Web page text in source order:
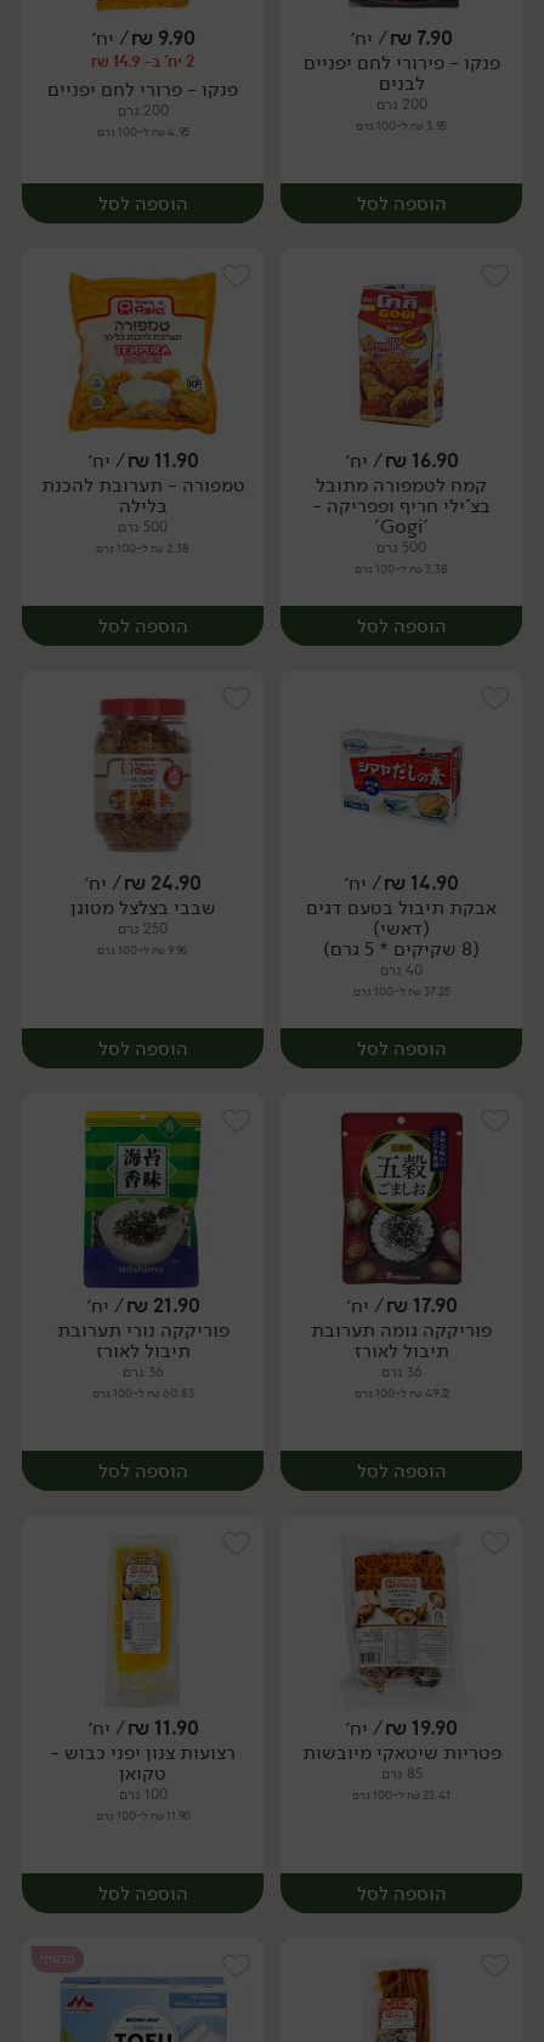
יח׳ יח׳
7.90
₪/ יח׳
פנקו - פירורי לחם יפניים
לבנים
200 גרם
3.95 ₪ ל-100 גרם
הוספה לסל
יח׳
9.90
₪/ יח׳
2 יח' ב- 14.9 ₪
פנקו - פרורי לחם יפניים
200 גרם
4.95 ₪ ל-100 גרם
הוספה לסל
יח׳
16.90
₪/ יח׳
קמח לטמפורה מתובל
בצ'ילי חריף ופפריקה -
'Gogi'
500 גרם
3.38 ₪ ל-100 גרם
הוספה לסל
יח׳
11.90
₪/ יח׳
טמפורה - תערובת להכנת
בלילה
500 גרם
2.38 ₪ ל-100 גרם
הוספה לסל
יח׳
14.90
₪/ יח׳
אבקת תיבול בטעם דגים
(דאשי)
(8 שקיקים * 5 גרם)
40 גרם
37.25 ₪ ל-100 גרם
הוספה לסל
יח׳
24.90
₪/ יח׳
שבבי בצלצל מטוגן
250 גרם
9.96 ₪ ל-100 גרם
הוספה לסל
יח׳
17.90
₪/ יח׳
פוריקקה גומה תערובת
תיבול לאורז
36 גרם
49.72 ₪ ל-100 גרם
הוספה לסל
יח׳
21.90
₪/ יח׳
פוריקקה נורי תערובת
תיבול לאורז
36 גרם
60.83 ₪ ל-100 גרם
הוספה לסל
יח׳
19.90
₪/ יח׳
פטריות שיטאקי מיובשות
85 גרם
23.41 ₪ ל-100 גרם
הוספה לסל
11.90
₪/ יח׳
רצועות צנון יפני כבוש -
טקואן
100 גרם
11.90 ₪ ל-100 גרם
הוספה לסל
טבעוני